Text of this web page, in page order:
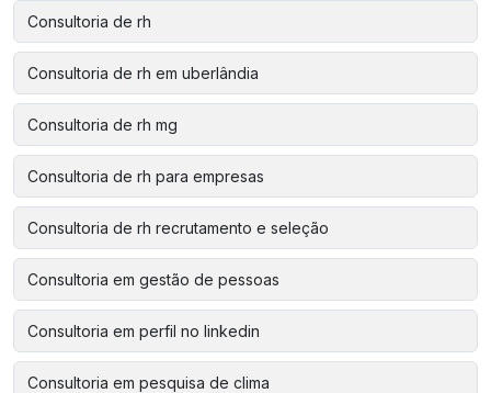
Consultoria de rh
Consultoria de rh em uberlândia
Consultoria de rh mg
Consultoria de rh para empresas
Consultoria de rh recrutamento e seleção
Consultoria em gestão de pessoas
Consultoria em perfil no linkedin
Consultoria em pesquisa de clima